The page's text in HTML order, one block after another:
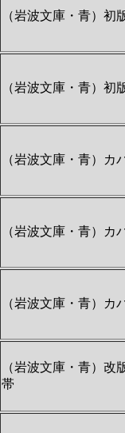
（岩波文庫・青）初
（岩波文庫・青）初
（岩波文庫・青）カ
（岩波文庫・青）カ
（岩波文庫・青）カ
（岩波文庫・青）改
帯